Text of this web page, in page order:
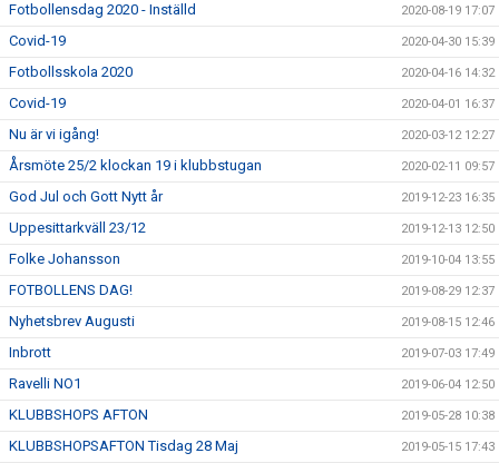
Fotbollensdag 2020 - Inställd 2020-08-19 17:07
Covid-19 2020-04-30 15:39
Fotbollsskola 2020 2020-04-16 14:32
Covid-19 2020-04-01 16:37
Nu är vi igång! 2020-03-12 12:27
Årsmöte 25/2 klockan 19 i klubbstugan 2020-02-11 09:57
God Jul och Gott Nytt år 2019-12-23 16:35
Uppesittarkväll 23/12 2019-12-13 12:50
Folke Johansson 2019-10-04 13:55
FOTBOLLENS DAG! 2019-08-29 12:37
Nyhetsbrev Augusti 2019-08-15 12:46
Inbrott 2019-07-03 17:49
Ravelli NO1 2019-06-04 12:50
KLUBBSHOPS AFTON 2019-05-28 10:38
KLUBBSHOPSAFTON Tisdag 28 Maj 2019-05-15 17:43